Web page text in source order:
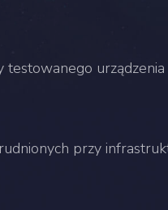
testowanego
przy